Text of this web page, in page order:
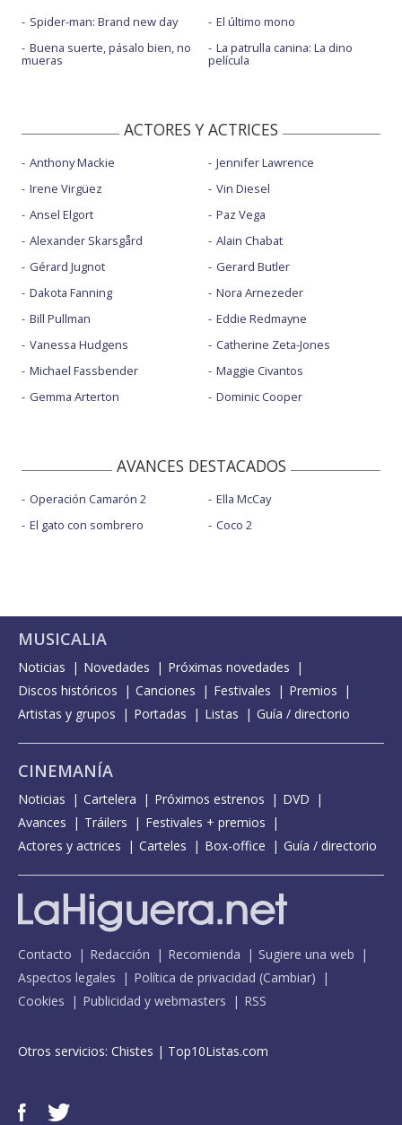
Spider-man: Brand new day
Buena suerte, pásalo bien, no
mueras
El último mono
La patrulla canina: La dino
película
ACTORES Y ACTRICES
Anthony Mackie
Irene Virgüez
Ansel Elgort
Alexander Skarsgård
Gérard Jugnot
Dakota Fanning
Bill Pullman
Vanessa Hudgens
Michael Fassbender
Gemma Arterton
Jennifer Lawrence
Vin Diesel
Paz Vega
Alain Chabat
Gerard Butler
Nora Arnezeder
Eddie Redmayne
Catherine Zeta-Jones
Maggie Civantos
Dominic Cooper
AVANCES DESTACADOS
Operación Camarón 2
El gato con sombrero
Ella McCay
Coco 2
MUSICALIA
Noticias Novedades
Próximas novedades
Discos históricos
Canciones Festivales
Premios
Artistas y grupos
Portadas Listas Guía / directorio
CINEMANÍA
Noticias Cartelera Próximos estrenos
DVD
Avances
Tráilers
Festivales + premios
Actores y actrices
Carteles Box-office Guía / directorio
Contacto Redacción Recomienda
Sugiere una web
Aspectos legales
Política de privacidad (Cambiar)
Cookies
Publicidad y webmasters RSS
Otros servicios: Chistes | Top10Listas.com